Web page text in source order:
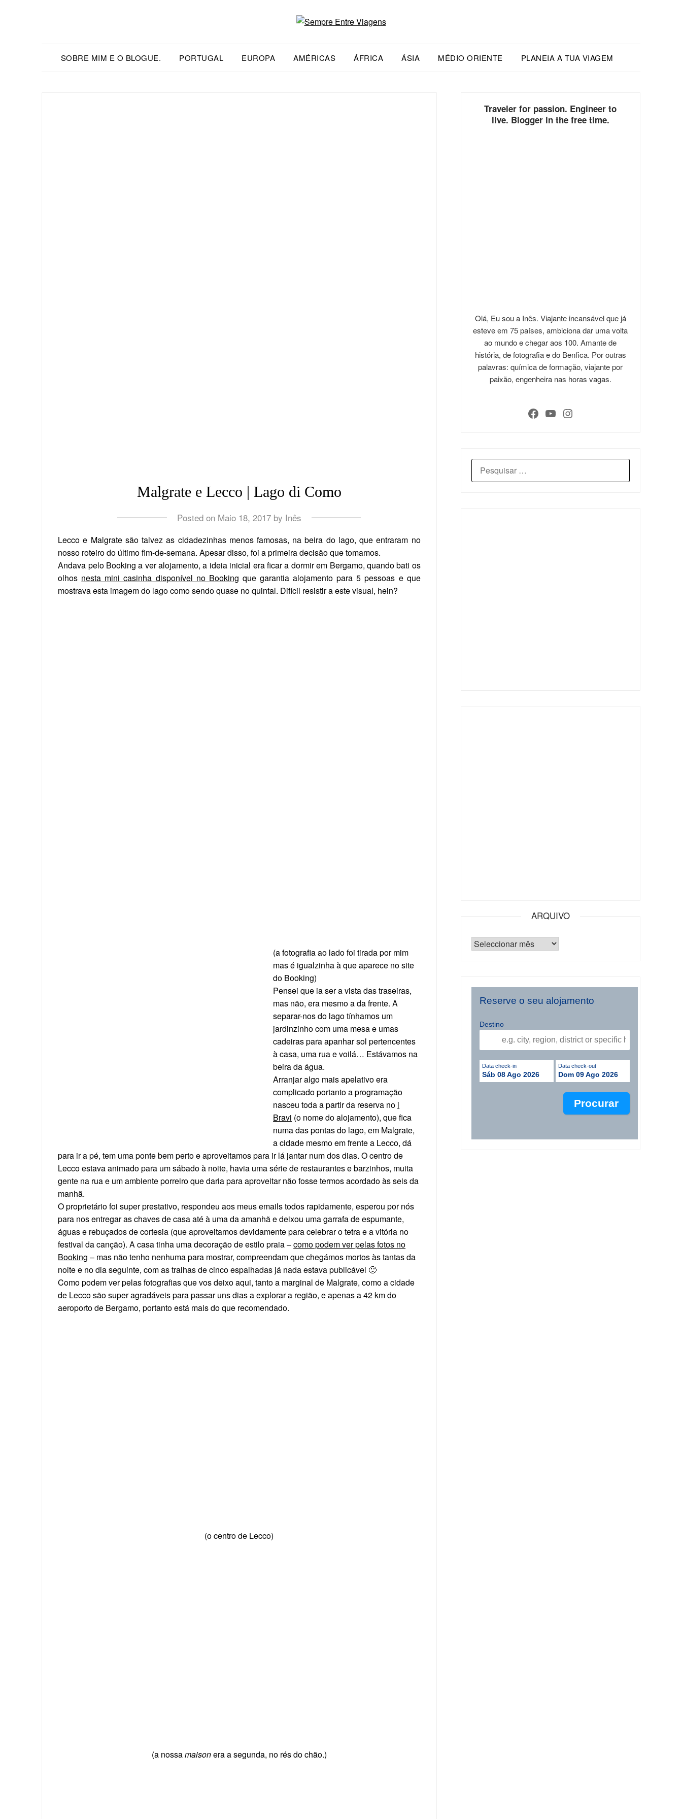
SOBRE MIM E O BLOGUE. PORTUGAL EUROPA AMÉRICAS ÁFRICA ÁSIA MÉDIO ORIENTE PLANEIA A TUA VIAGEM
Malgrate e Lecco | Lago di Como
Posted on Maio 18, 2017by Inês
Lecco e Malgrate são talvez as cidadezinhas menos famosas, na beira do lago, que entraram no
nosso roteiro do último fim-de-semana. Apesar disso, foi a primeira decisão que tomamos.
Andava pelo Booking a ver alojamento, a ideia inicial era ficar a dormir em Bergamo, quando bati os
olhos nesta mini casinha disponível no Booking que garantia alojamento para 5 pessoas e que
mostrava esta imagem do lago como sendo quase no quintal. Difícil resistir a este visual, hein?
(a fotografia ao lado foi tirada por mim
mas é igualzinha à que aparece no site
do Booking)
Pensei que ia ser a vista das traseiras,
mas não, era mesmo a da frente. A
separar-nos do lago tínhamos um
jardinzinho com uma mesa e umas
cadeiras para apanhar sol pertencentes
à casa, uma rua e voilá… Estávamos na
beira da água.
Arranjar algo mais apelativo era
complicado portanto a programação
nasceu toda a partir da reserva no i
Bravi (o nome do alojamento), que fica
numa das pontas do lago, em Malgrate,
a cidade mesmo em frente a Lecco, dá
para ir a pé, tem uma ponte bem perto e aproveitamos para ir lá jantar num dos dias. O centro de
Lecco estava animado para um sábado à noite, havia uma série de restaurantes e barzinhos, muita
gente na rua e um ambiente porreiro que daria para aproveitar não fosse termos acordado às seis da
manhã.
O proprietário foi super prestativo, respondeu aos meus emails todos rapidamente, esperou por nós
para nos entregar as chaves de casa até à uma da amanhã e deixou uma garrafa de espumante,
águas e rebuçados de cortesia (que aproveitamos devidamente para celebrar o tetra e a vitória no
festival da canção). A casa tinha uma decoração de estilo praia –como podem ver pelas fotos no
Booking – mas não tenho nenhuma para mostrar, compreendam que chegámos mortos às tantas da
noite e no dia seguinte, com as tralhas de cinco espalhadas já nada estava publicável 🙂
Como podem ver pelas fotografias que vos deixo aqui, tanto a marginal de Malgrate, como a cidade
de Lecco são super agradáveis para passar uns dias a explorar a região, e apenas a 42 km do
aeroporto de Bergamo, portanto está mais do que recomendado.
(o centro de Lecco)
(a nossamaisonera a segunda, no rés do chão.)
Traveler for passion. Engineer to
live. Blogger in the free time.
Olá, Eu sou a Inês. Viajante incansável que já
esteve em 75 países, ambiciona dar uma volta
ao mundo e chegar aos 100. Amante de
história, de fotografia e do Benfica. Por outras
palavras: química de formação, viajante por
paixão, engenheira nas horas vagas.
ARQUIVO
Reserve o seu alojamento
Destino
Data check-in
Sáb 08 Ago 2026
Data check-out
Dom 09 Ago 2026